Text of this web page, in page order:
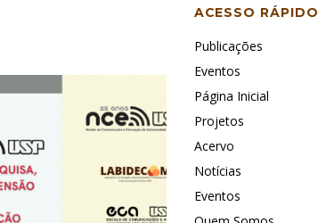
ACESSO RÁPIDO
Publicações
Eventos
Página Inicial
Projetos
Acervo
Notícias
Eventos